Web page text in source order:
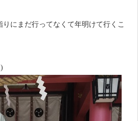
にまだ行ってなくて年明けて行くこ